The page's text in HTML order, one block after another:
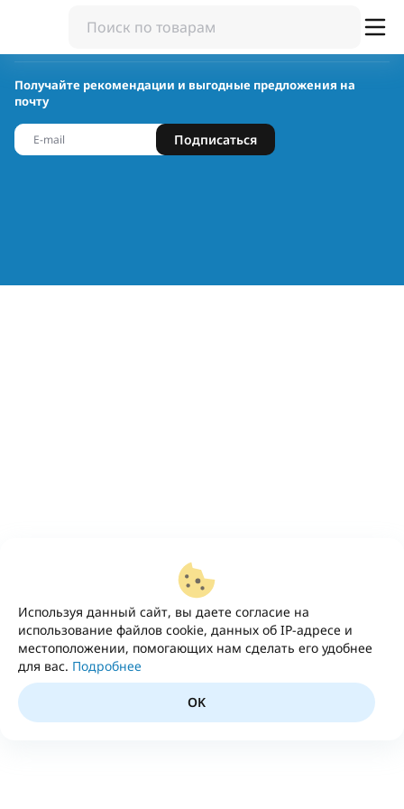
Используя данный сайт, вы даете согласие на
использование файлов cookie, данных об IP-адресе и
местоположении, помогающих нам сделать его удобнее
для вас. Подробнее
OK
Получайте рекомендации и выгодные предложения на
почту
Подписаться